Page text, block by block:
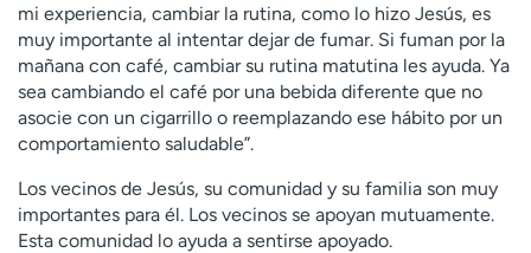
mi experiencia, cambiar la rutina, como lo hizo Jesús, es
muy importante al intentar dejar de fumar. Si fuman por la
mañana con café, cambiar su rutina matutina les ayuda. Ya
sea cambiando el café por una bebida diferente que no
asocie con un cigarrillo o reemplazando ese hábito por un
comportamiento saludable”.
Los vecinos de Jesús, su comunidad y su familia son muy
importantes para él. Los vecinos se apoyan mutuamente.
Esta comunidad lo ayuda a sentirse apoyado.